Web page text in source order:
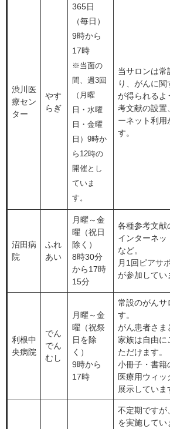
渋川医
療セン
ター
やす
らぎ
365日
（毎日）
9時から
17時
※当面の
間、週3回
（月曜
日・水曜
日・金曜
日）9時か
ら12時の
開催とし
ていま
す。
当サロンは常
り、がんに関
が得られるよ
考文献の設置
ーネット利用
す。
沼田病
院
ふれ
あい
月曜～金
曜（祝日
除く）
8時30分
から17時
15分
各種参考文献
インターネッ
など。
月1回ピアサ
が参加してい
利根中
央病院
でん
でん
むし
月曜～金
曜（祝祭
日を除
く）
9時から
17時
常設のがんサ
す。
がん患者さま
家族は自由に
ただけます。
小冊子・書籍
医療用ウィッ
展示していま
不定期ですが
を実施してい